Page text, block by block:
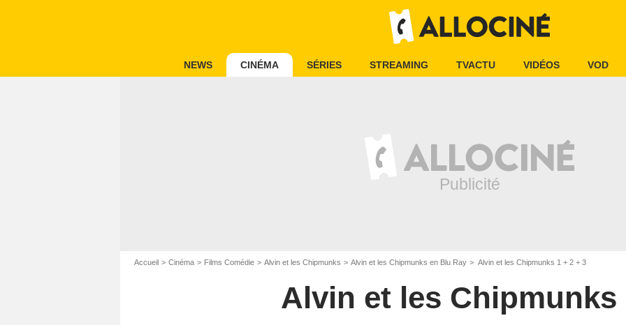
NEWS CINÉMA SÉRIES STREAMING TVACTU VIDÉOS VOD
Accueil Cinéma Films Comédie Alvin et les Chipmunks Alvin et les Chipmunks en Blu Ray Alvin et les Chipmunks 1 + 2 + 3
Alvin et les Chipmunks